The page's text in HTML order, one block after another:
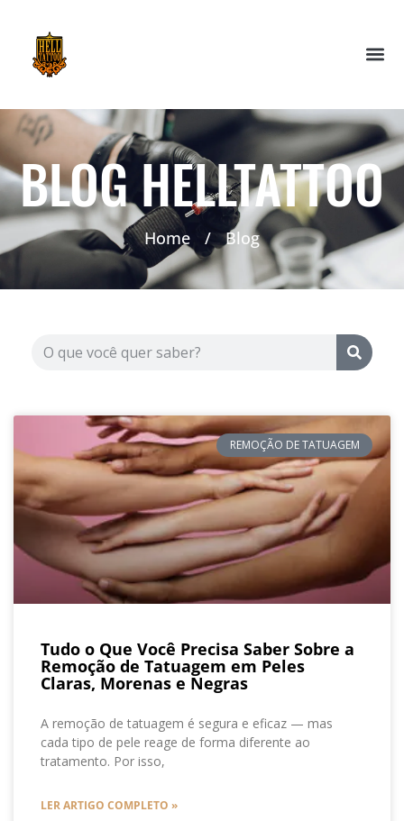
BLOG HELLTATTOO
Home / Blog
REMOÇÃO DE TATUAGEM
Tudo o Que Você Precisa Saber Sobre a
Remoção de Tatuagem em Peles
Claras, Morenas e Negras
A remoção de tatuagem é segura e eficaz — mas
cada tipo de pele reage de forma diferente ao
tratamento. Por isso,
LER ARTIGO COMPLETO »